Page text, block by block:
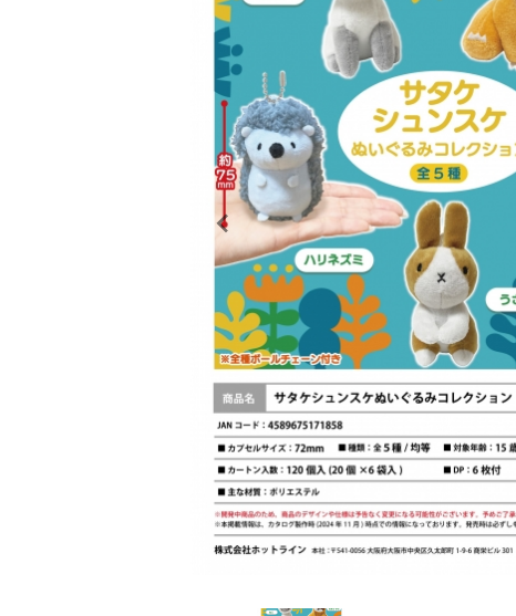
販促用カプセルトイ
よくあるご質問
ご利用ガイド
06-6282-7659